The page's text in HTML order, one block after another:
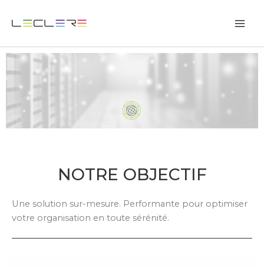
NOTRE OBJECTIF
Une solution sur-mesure. Performante pour optimiser
votre organisation en toute sérénité.